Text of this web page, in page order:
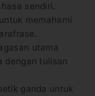
sendiri.
memahami
utama
dengan tulisan
ganda untuk